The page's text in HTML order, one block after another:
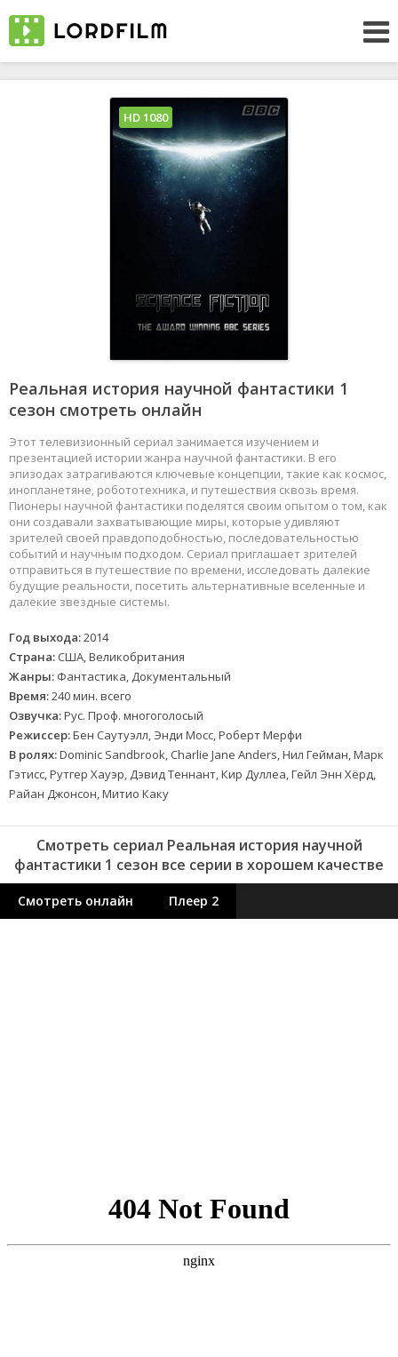
Реальная история научной фантастики 1
сезон смотреть онлайн
Этот телевизионный сериал занимается изучением и
презентацией истории жанра научной фантастики. В его
эпизодах затрагиваются ключевые концепции, такие как космос,
инопланетяне, робототехника, и путешествия сквозь время.
Пионеры научной фантастики поделятся своим опытом о том, как
они создавали захватывающие миры, которые удивляют
зрителей своей правдоподобностью, последовательностью
событий и научным подходом. Сериал приглашает зрителей
отправиться в путешествие по времени, исследовать далекие
будущие реальности, посетить альтернативные вселенные и
далекие звездные системы.
Год выхода:2014
Страна: США, Великобритания
Жанры: Фантастика, Документальный
Время:240 мин. всего
Озвучка:Рус. Проф. многоголосый
Режиссер:Бен Саутуэлл, Энди Мосс, Роберт Мерфи
В ролях:Dominic Sandbrook, Charlie Jane Anders, Нил Гейман, Марк
Гэтисс, Рутгер Хауэр, Дэвид Теннант, Кир Дуллеа, Гейл Энн Хёрд,
Райан Джонсон, Митио Каку
HD 1080
Смотреть сериал Реальная история научной
фантастики 1 сезон все серии в хорошем качестве
Смотреть онлайн Плеер 2